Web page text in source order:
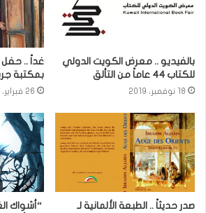
بالفيديو .. معرض الكويت الدولي
للكتاب 44 عاماً من التألق
18 نوفمبر، 2019
غداً .. حفل
بمكتبة
26 فبراير، 2020
صدر حديثاً .. الطبعة الألمانية لـ
“أشواك